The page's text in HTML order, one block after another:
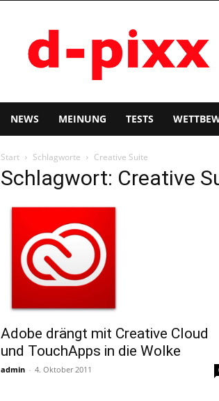
pixx
NEWS MEINUNG TESTS
Start Schlagworte Creative Suite
Schlagwort: Creative
Adobe drängt mit Creative Cloud
und TouchApps in die Wolke
admin - 4. Oktober 2011